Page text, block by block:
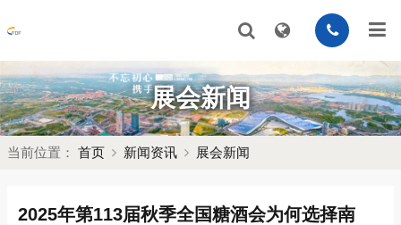
展会新闻
当前位置： 首页 新闻资讯 展会新闻
2025年第113届秋季全国糖酒会为何选择南